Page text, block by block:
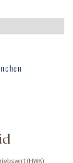
(HWK)